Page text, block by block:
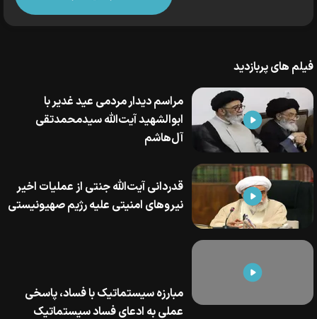
فیلم های پربازدید
مراسم دیدار مردمی عید غدیر با
ابوالشهید آیت‌الله سیدمحمدتقی
آل‌هاشم
قدردانی آیت‌الله جنتی از عملیات اخیر
نیرو‌های امنیتی علیه رژیم صهیونیستی
مبارزه سیستماتیک با فساد، پاسخی
عملی به ادعای فساد سیستماتیک